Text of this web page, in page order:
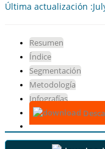
Última actualización
Resumen
Índice
Segmentación
Metodología
Infografías